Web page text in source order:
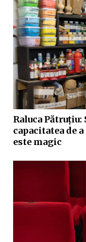
Raluca
capacitatea de
este magic